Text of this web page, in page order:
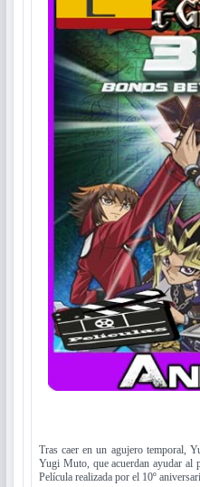
Tras caer en un agujero temporal,
Yugi Muto, que acuerdan ayudar al
Película realizada por el 10º